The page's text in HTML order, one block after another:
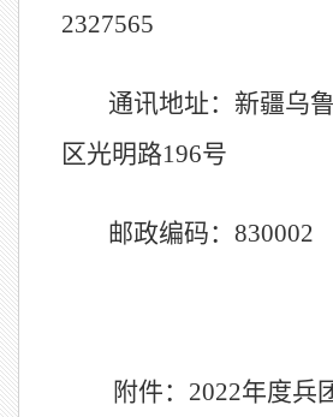
2327565
通讯地址：新疆乌
区光明路196号
邮政编码： 830002
附件： 2022年度兵